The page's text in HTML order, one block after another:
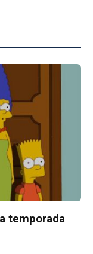
temporada